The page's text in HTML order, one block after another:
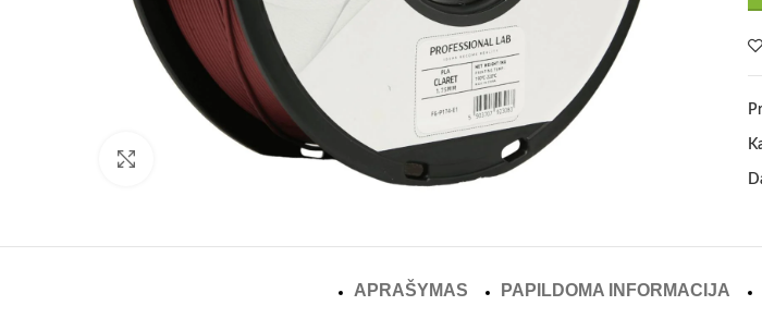
Spustelėkite norėdami padidinti
APRAŠYMAS PAPILDOMA INFORMACIJA